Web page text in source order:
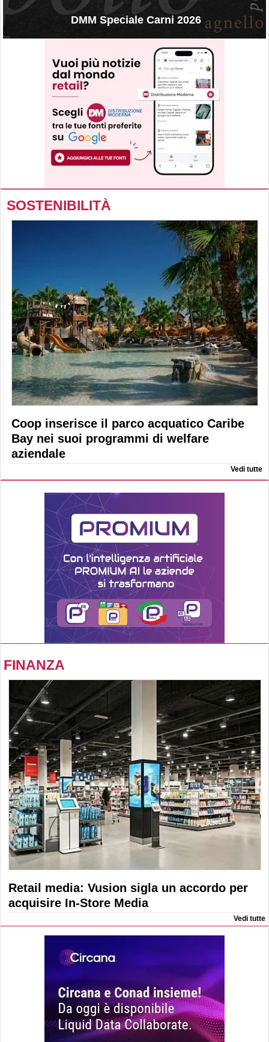
DMM Speciale Carni 2026
SOSTENIBILITÀ
Coop inserisce il parco acquatico Caribe
Bay nei suoi programmi di welfare
aziendale
Vedi tutte
FINANZA
Retail media: Vusion sigla un accordo per
acquisire In-Store Media
Vedi tutte